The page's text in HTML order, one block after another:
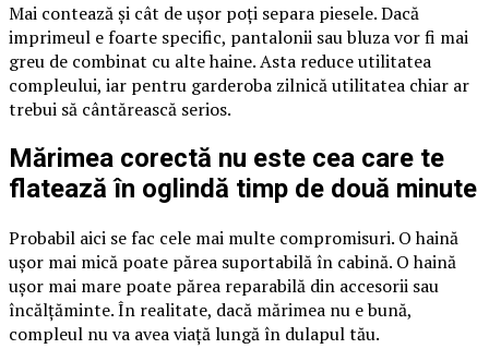
Mai contează și cât de ușor poți separa piesele. Dacă
imprimeul e foarte specific, pantalonii sau bluza vor fi mai
greu de combinat cu alte haine. Asta reduce utilitatea
compleului, iar pentru garderoba zilnică utilitatea chiar ar
trebui să cântărească serios.
Mărimea corectă nu este cea care te
flatează în oglindă timp de două minute
Probabil aici se fac cele mai multe compromisuri. O haină
ușor mai mică poate părea suportabilă în cabină. O haină
ușor mai mare poate părea reparabilă din accesorii sau
încălțăminte. În realitate, dacă mărimea nu e bună,
compleul nu va avea viață lungă în dulapul tău.